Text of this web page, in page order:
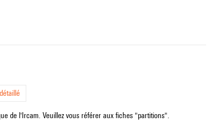
de l'Ircam. Veuillez vous référer aux fiches "partitions".